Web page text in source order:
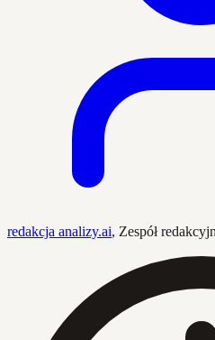
redakcja analizy.ai, Zespół